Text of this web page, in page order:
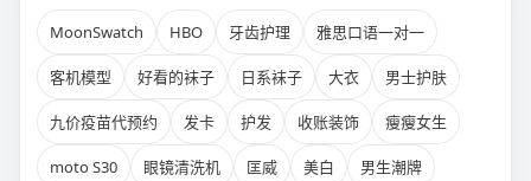
MoonSwatch HBO 牙齿护理 雅思口语一对一
客机模型 好看的袜子 日系袜子 大衣 男士护肤
九价疫苗代预约 发卡 护发 收账装饰 瘦瘦女生
moto S30 眼镜清洗机 匡威 美白 男生潮牌